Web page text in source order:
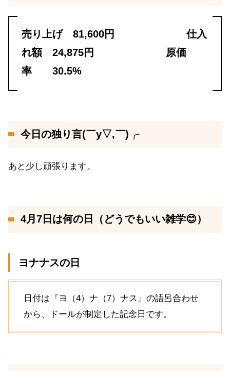
売り上げ 81,600円 仕入
れ額 24,875円 原価
率 30.5%
今日の独り言(￣y▽,￣)╭
あと少し頑張ります。
4月7日は何の日（どうでもいい雑学😊）
ヨナナスの日
日付は『ヨ（4）ナ（7）ナス』の語呂合わせ
から、ドールが制定した記念日です。